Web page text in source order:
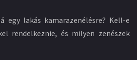
egy lakás kamarazenélésre? Kell-e
rendelkeznie, és milyen zenészek